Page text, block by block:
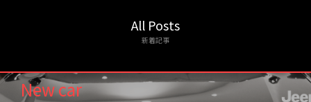
All Posts
新着記事
New car